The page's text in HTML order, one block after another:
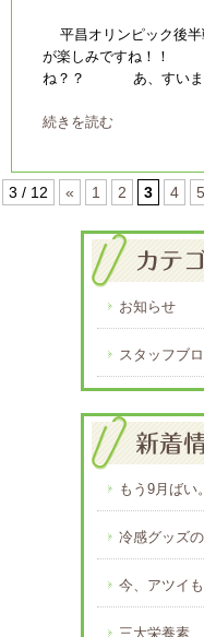
平昌オリンピック後
が楽しみですね！！
ね？？ あ、すいませ
続きを読む
3 / 12 « 1 2 3 4 5
お知らせ
スタッフブ
もう9月ばい。
冷感グッズ
今、アツイ
三大栄養素